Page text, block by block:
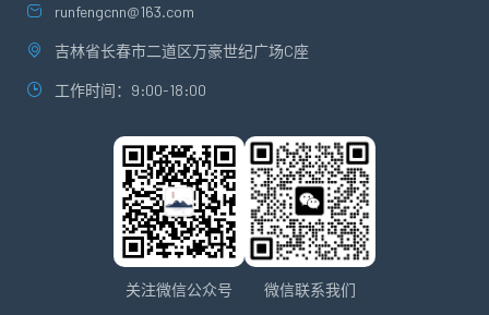
runfengcnn@163.com
吉林省长春市二道区万豪世纪广场C座
工作时间：9:00-18:00
关注微信公众号 微信联系我们